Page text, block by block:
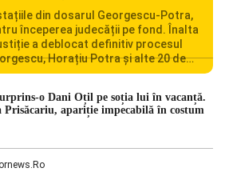
din dosarul Georgescu-Potra,
începerea judecății pe fond. Înalta
a deblocat definitiv procesul
Horațiu Potra și alte 20 de
de acțiuni îndreptate împotriva
În ședința din camera preliminară,
supremă au […]
o Dani Oțil pe soția lui în vacanță.
Prisăcariu, apariție impecabilă în costum